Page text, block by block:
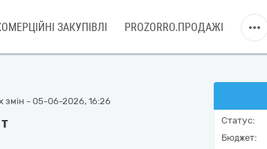
ЗАКУПІВЛІ PROZORRO.ПРОДАЖІ
змін - 05-06-2026, 16:26
Статус:
Бюджет: